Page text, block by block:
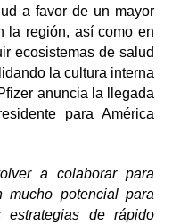
a favor de un mayor
la región, así como en
ecosistemas de salud
la cultura interna
anuncia la llegada
para América
a colaborar para
mucho potencial para
estrategias de rápido